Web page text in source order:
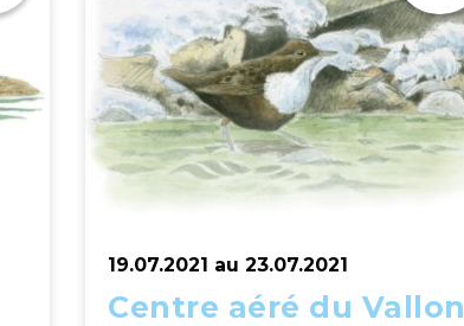
19.07.2021 au 23.07.2021
Centre aéré du Vallon